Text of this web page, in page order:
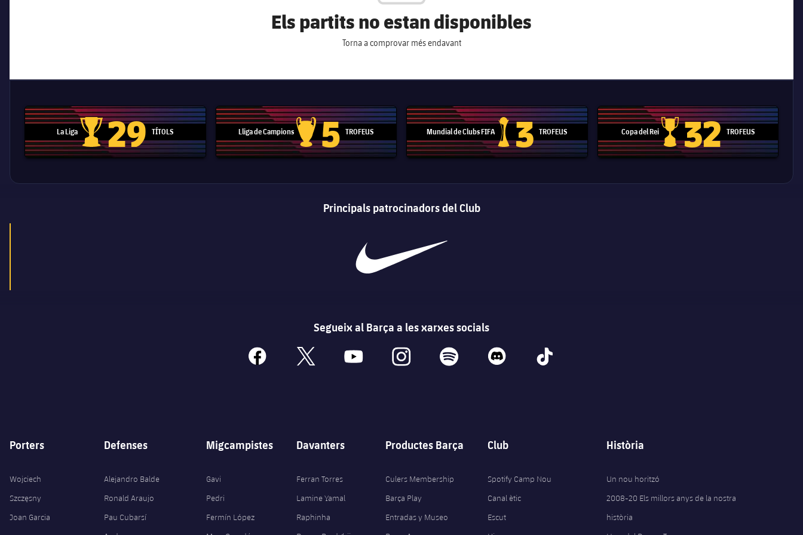
Els partits no estan disponibles
Torna a comprovar més endavant
La Liga
Trofeu de la Liga
29 TÍTOLS Lliga de Campions
Trofeu de la Lliga de Campions
5 TROFEUS Mundial de Clubs FIFA
Trofeu del Mundial de Clubs
3 TROFEUS Copa del Rei
Copa del Rei
32 TROFEUS
Principals patrocinadors del Club
Segueix al Barça a les xarxes socials
facebook x youtube instagram spotify discord tiktok
Porters
Wojciech
Szczęsny
Joan Garcia
Defenses
Alejandro Balde
Ronald Araujo
Pau Cubarsí
Migcampistes
Gavi
Pedri
Fermín López
Davanters
Ferran Torres
Lamine Yamal
Raphinha
Productes Barça
Culers Membership
Barça Play
Entradas y Museo
Club
Spotify Camp Nou
Canal ètic
Escut
Història
Un nou horitzó
2008-20 Els millors anys de la nostra
història